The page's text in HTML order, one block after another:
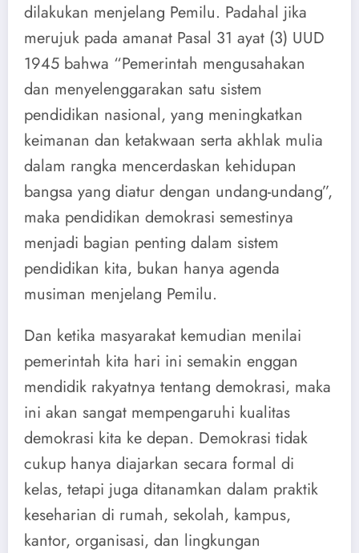
dilakukan menjelang Pemilu. Padahal jika
merujuk pada amanat Pasal 31 ayat (3) UUD
1945 bahwa “Pemerintah mengusahakan
dan menyelenggarakan satu sistem
pendidikan nasional, yang meningkatkan
keimanan dan ketakwaan serta akhlak mulia
dalam rangka mencerdaskan kehidupan
bangsa yang diatur dengan undang-undang”,
maka pendidikan demokrasi semestinya
menjadi bagian penting dalam sistem
pendidikan kita, bukan hanya agenda
musiman menjelang Pemilu.
Dan ketika masyarakat kemudian menilai
pemerintah kita hari ini semakin enggan
mendidik rakyatnya tentang demokrasi, maka
ini akan sangat mempengaruhi kualitas
demokrasi kita ke depan. Demokrasi tidak
cukup hanya diajarkan secara formal di
kelas, tetapi juga ditanamkan dalam praktik
keseharian di rumah, sekolah, kampus,
kantor, organisasi, dan lingkungan